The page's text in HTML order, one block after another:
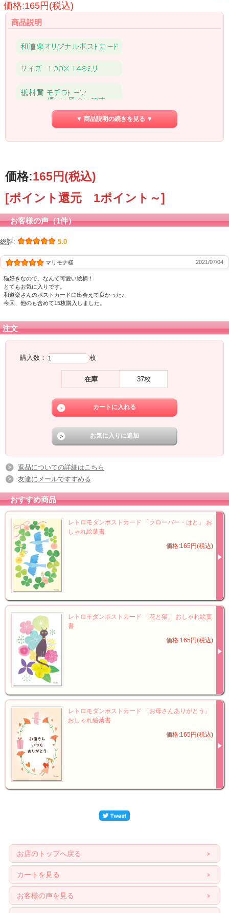
価格:165円(税込)
商品説明
▼ 商品説明の続きを見る ▼
価格:165円(税込)
[ポイント還元 1ポイント～]
お客様の声（1件）
総評: 5.0
マリモナ様 2021/07/04
猫好きなので、なんて可愛い絵柄！
とてもお気に入りです。
和道楽さんのポストカードに出会えて良かった♪
今回、他のも含めて15枚購入しました。
注文
購入数： 枚
在庫 37枚
返品についての詳細はこちら
友達にメールですすめる
おすすめ商品
レトロモダンポストカード 「クローバー・はと」 お
しゃれ絵葉書
価格:165円(税込)
レトロモダンポストカード 「花と猫」 おしゃれ絵葉
書
価格:165円(税込)
レトロモダンポストカード 「お母さんありがとう」
おしゃれ絵葉書
価格:165円(税込)
お店のトップへ戻る
カートを見る
お客様の声を見る